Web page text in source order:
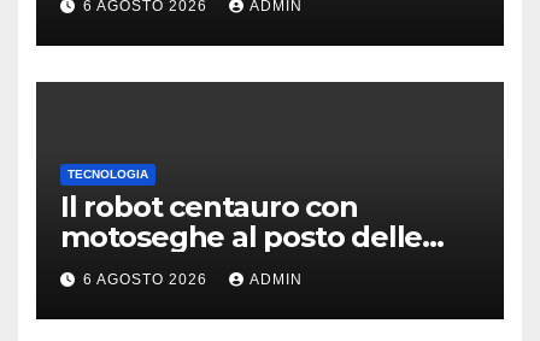
6 AGOSTO 2026 ADMIN
TECNOLOGIA
Il robot centauro con
motoseghe al posto delle
mani è pronto per le missioni
impossibili
6 AGOSTO 2026 ADMIN